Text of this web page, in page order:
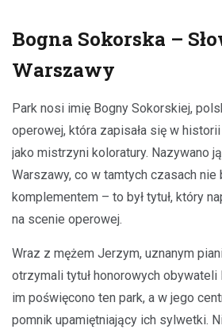
Bogna Sokorska –
Warszawy
Park nosi imię Bogny Sokorskiej,
operowej, która zapisała się w
jako mistrzyni koloratury. Nazywano
Warszawy, co w tamtych czasach nie
komplementem – to był tytuł, który
na scenie operowej.
Wraz z mężem Jerzym, uznanym
otrzymali tytuł honorowych obywateli
im poświęcono ten park, a w jego
pomnik upamiętniający ich sylwetki.